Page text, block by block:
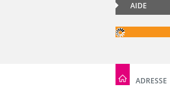
AIDE
ADRESSE